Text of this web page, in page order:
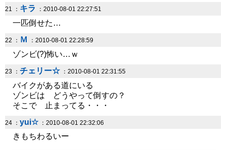
21 ： キラ ：2010-08-01 22:27:51
一匹倒せた…
22 ： Ｍ ：2010-08-01 22:28:59
ゾンビ(?)怖い…ｗ
23 ： チェリー☆ ：2010-08-01 22:31:55
バイクがある道にいる
ゾンビは どうやって倒すの？
そこで 止まってる・・・
24 ： yui☆：2010-08-01 22:32:06
きもちわるいー